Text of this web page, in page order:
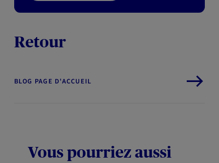
Retour
BLOG PAGE D'ACCUEIL
Vous pourriez aussi